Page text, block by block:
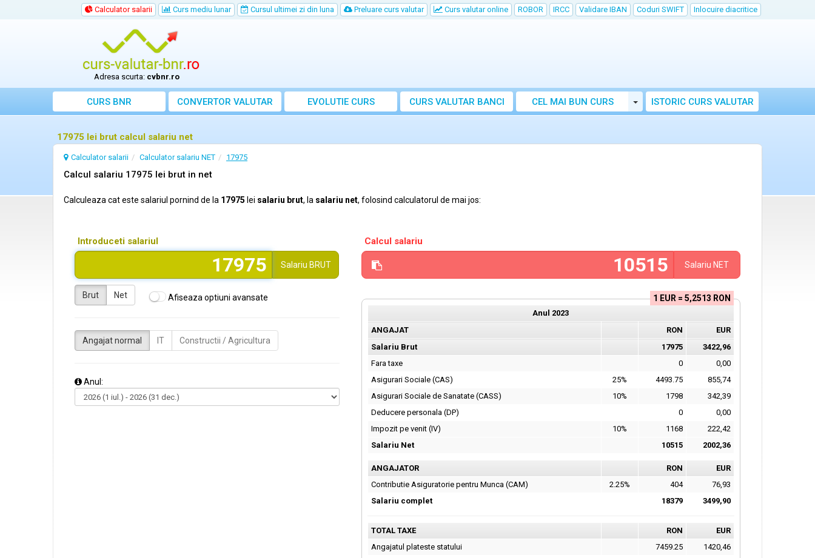
Calculator salarii Curs mediu lunar Cursul ultimei zi din luna Preluare curs valutar Curs valutar online ROBOR IRCC Validare IBAN Coduri SWIFT Inlocuire diacritice
Adresa scurta: cvbnr.ro
CURS BNR CONVERTOR VALUTAR EVOLUTIE CURS CURS VALUTAR BANCI CEL MAI BUN CURS Toggle Dropdown
ISTORIC CURS VALUTAR
17975 lei brut calcul salariu net
Calculator salarii Calculator salariu NET 17975
Calcul salariu 17975 lei brut in net
Calculeaza cat este salariul pornind de la 17975 lei salariu brut, la salariu net, folosind calculatorul de mai jos:
Introduceti salariul
Salariu BRUT
Brut Net Afiseaza optiuni avansate
Angajat normal IT Constructii / Agricultura
Anul:
Calcul salariu
Salariu NET
1 EUR = 5,2513 RON
Anul 2023
ANGAJAT
RON
EUR
Salariu Brut
17975
3422,96
Fara taxe
0
0,00
Asigurari Sociale (CAS)
25% 4493.75
855,74
Asigurari Sociale de Sanatate (CASS)
10% 1798
342,39
Deducere personala (DP)
0
0,00
Impozit pe venit (IV)
10% 1168
222,42
Salariu Net
10515 2002,36
ANGAJATOR RON
EUR
Contributie Asiguratorie pentru Munca (CAM)
2.25% 404
76,93
Salariu complet
18379 3499,90
TOTAL TAXE RON
EUR
Angajatul plateste statului
7459.25
1420,46